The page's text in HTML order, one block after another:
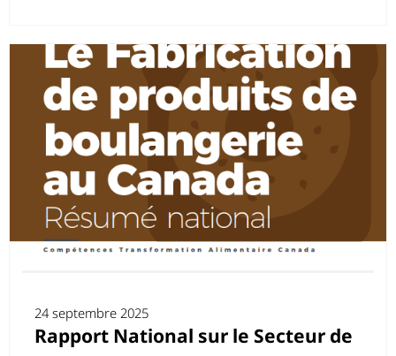
24 septembre 2025
Rapport National sur le Secteur de